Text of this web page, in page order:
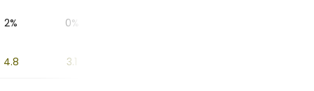
2% 0%
4.8 3.1